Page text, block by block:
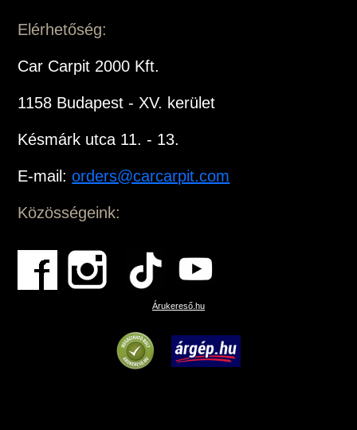
Elérhetőség:
Car Carpit 2000 Kft.
1158 Budapest - XV. kerület
Késmárk utca 11. - 13.
E-mail:orders@carcarpit.com
Közösségeink:
Árukereső.hu